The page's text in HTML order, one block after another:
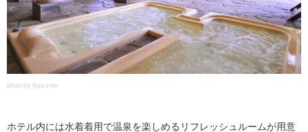
photo by ikyu.com
ホテル内には水着着用で温泉を楽しめるリフレッシュルームが用意